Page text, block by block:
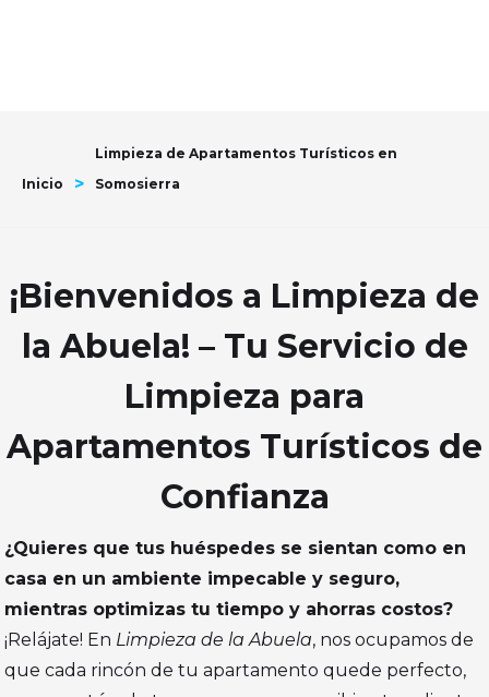
Inicio >
Limpieza de Apartamentos Turísticos en
Somosierra
¡Bienvenidos a Limpieza de
la Abuela! – Tu Servicio de
Limpieza para
Apartamentos Turísticos de
Confianza
¿Quieres que tus huéspedes se sientan como en
casa en un ambiente impecable y seguro,
mientras optimizas tu tiempo y ahorras costos?
¡Relájate! En Limpieza de la Abuela, nos ocupamos de
que cada rincón de tu apartamento quede perfecto,